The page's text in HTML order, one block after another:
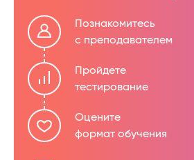
Познакомитесь
с преподавателем
Пройдете
тестирование
Оцените
формат обучения